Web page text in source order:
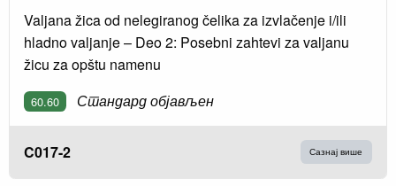
Valjana žica od nelegiranog čelika za izvlačenje i/ili
hladno valjanje – Deo 2: Posebni zahtevi za valjanu
žicu za opštu namenu
60.60 Стандард објављен
C017-2 Сазнај више